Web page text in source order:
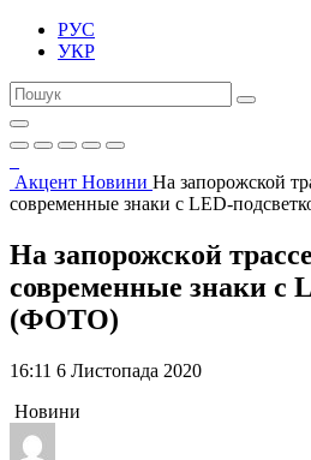
РУС
УКР
Акцент Новини На запорожской
современные знаки с LED-
На запорожской
современные знаки с
(ФОТО)
16:11 6 Листопада 2020
Новини